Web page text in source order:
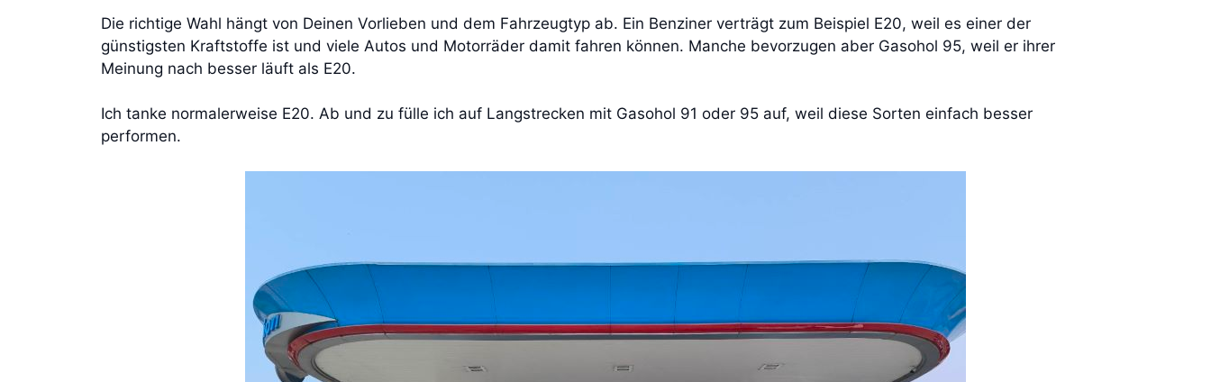
Die richtige Wahl hängt von Deinen Vorlieben und dem Fahrzeugtyp ab. Ein Benziner verträgt zum Beispiel E20, weil es einer der
günstigsten Kraftstoffe ist und viele Autos und Motorräder damit fahren können. Manche bevorzugen aber Gasohol 95, weil er ihrer
Meinung nach besser läuft als E20.
Ich tanke normalerweise E20. Ab und zu fülle ich auf Langstrecken mit Gasohol 91 oder 95 auf, weil diese Sorten einfach besser
performen.